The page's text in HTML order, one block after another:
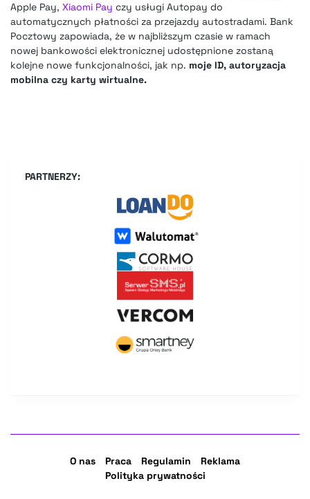
Apple Pay, Xiaomi Pay czy usługi Autopay do
automatycznych płatności za przejazdy autostradami. Bank
Pocztowy zapowiada, że w najbliższym czasie w ramach
nowej bankowości elektronicznej udostępnione zostaną
kolejne nowe funkcjonalności, jak np. moje ID, autoryzacja
mobilna czy karty wirtualne.
PARTNERZY:
O nas Praca Regulamin
Reklama
Polityka prywatności